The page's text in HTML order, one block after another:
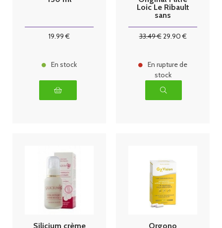
19.99 €
En stock
Loic Le Ribault
sans
33.49€29.90€
En rupture de
stock
Silicium crème
Orgono